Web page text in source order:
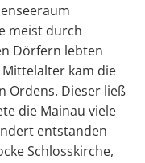
meist durch
Dörfern lebten
kam die
Ordens. Dieser ließ
die Mainau viele
entstanden
Schlosskirche,